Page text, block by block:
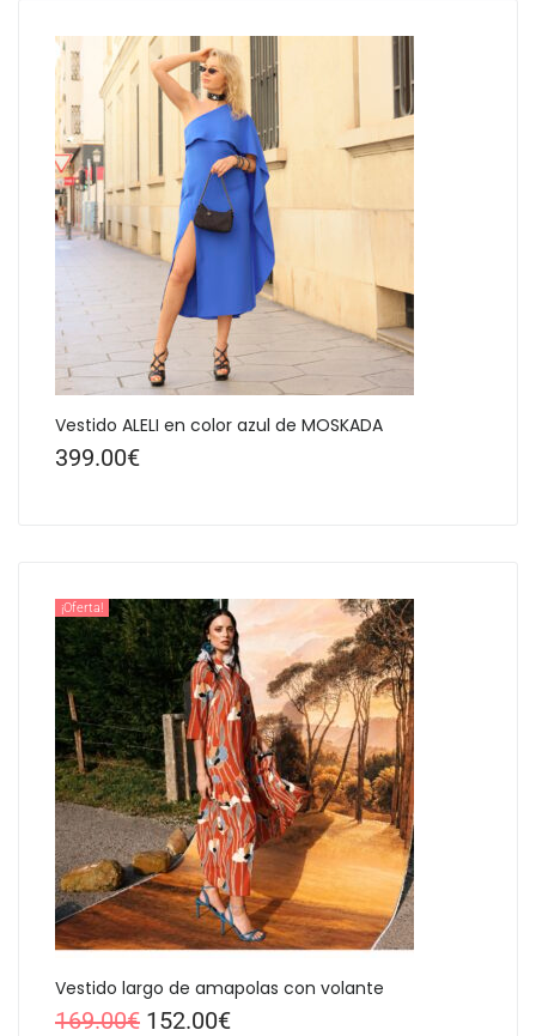
Vestido ALELI en color azul de MOSKADA
399.00€
¡Oferta!
Vestido largo de amapolas con volante
169.00€ 152.00€